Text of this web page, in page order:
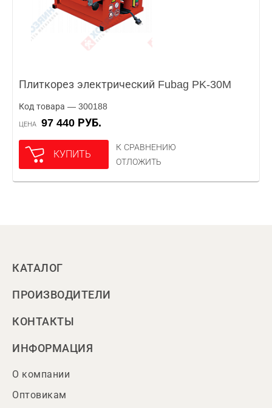
Плиткорез электрический Fubag PK-30M
Код товара — 300188
ЦЕНА 97 440 РУБ.
КУПИТЬ
К СРАВНЕНИЮ
ОТЛОЖИТЬ
КАТАЛОГ
ПРОИЗВОДИТЕЛИ
КОНТАКТЫ
ИНФОРМАЦИЯ
О компании
Оптовикам